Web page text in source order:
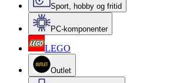
Sport, hobby og fritid
PC-komponenter
LEGO
Outlet